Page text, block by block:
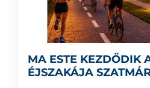
MA ESTE KEZDŐDIK
ÉJSZAKÁJA